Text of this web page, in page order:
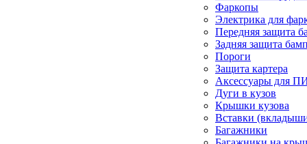
Фаркопы
Электрика для
Передняя защита
Задняя защита
Пороги
Защита картера
Аксессуары для
Дуги в кузов
Крышки кузова
Вставки
Багажники